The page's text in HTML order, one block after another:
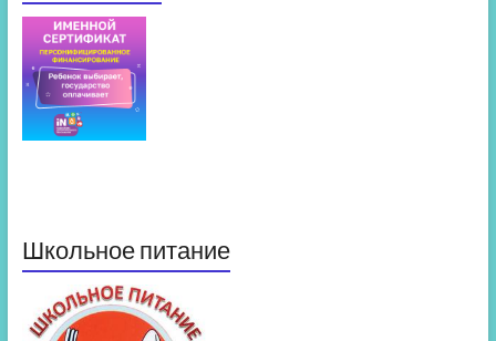
Школьное питание